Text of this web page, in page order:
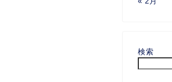
検索